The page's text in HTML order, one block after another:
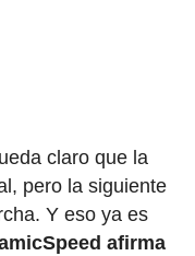
claro que la
pero la siguiente
Y eso ya es
afirma